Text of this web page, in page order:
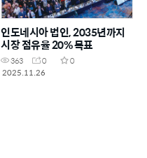
인도네시아 법인, 2035년까지
시장 점유율 20% 목표
363 0
0
2025.11.26